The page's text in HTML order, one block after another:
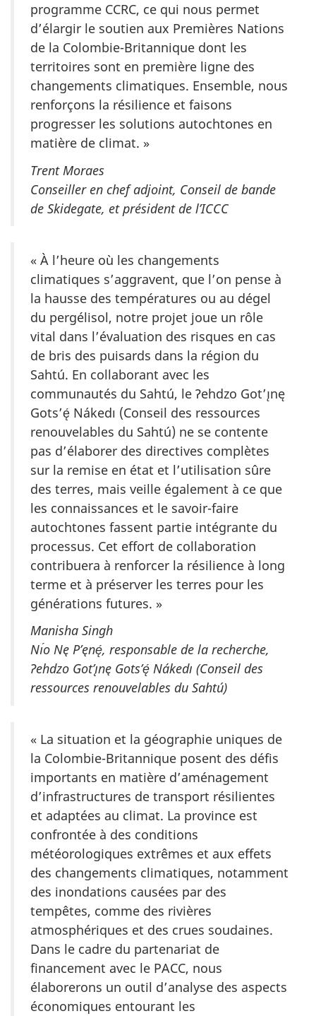
programme CCRC, ce qui nous permet
d’élargir le soutien aux Premières Nations
de la Colombie-Britannique dont les
territoires sont en première ligne des
changements climatiques. Ensemble, nous
renforçons la résilience et faisons
progresser les solutions autochtones en
matière de climat. »
Trent Moraes
Conseiller en chef adjoint, Conseil de bande
de Skidegate, et président de l’ICCC
« À l’heure où les changements
climatiques s’aggravent, que l’on pense à
la hausse des températures ou au dégel
du pergélisol, notre projet joue un rôle
vital dans l’évaluation des risques en cas
de bris des puisards dans la région du
Sahtú. En collaborant avec les
communautés du Sahtú, le Ɂehdzo Got’ı̨nę
Gots’ę́ Nákedı (Conseil des ressources
renouvelables du Sahtú) ne se contente
pas d’élaborer des directives complètes
sur la remise en état et l’utilisation sûre
des terres, mais veille également à ce que
les connaissances et le savoir-faire
autochtones fassent partie intégrante du
processus. Cet effort de collaboration
contribuera à renforcer la résilience à long
terme et à préserver les terres pour les
générations futures. »
Manisha Singh
Nı́o Nę P’ęnę́, responsable de la recherche,
Ɂehdzo Got’ı̨nę Gots’ę́ Nákedı (Conseil des
ressources renouvelables du Sahtú)
« La situation et la géographie uniques de
la Colombie-Britannique posent des défis
importants en matière d’aménagement
d’infrastructures de transport résilientes
et adaptées au climat. La province est
confrontée à des conditions
météorologiques extrêmes et aux effets
des changements climatiques, notamment
des inondations causées par des
tempêtes, comme des rivières
atmosphériques et des crues soudaines.
Dans le cadre du partenariat de
financement avec le PACC, nous
élaborerons un outil d’analyse des aspects
économiques entourant les